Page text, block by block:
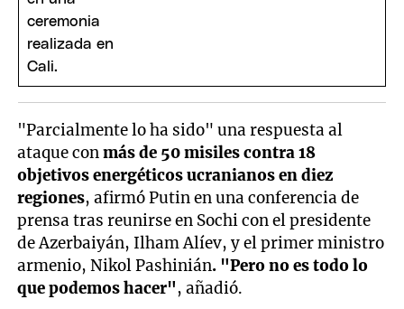
"Parcialmente lo ha sido" una respuesta al
ataque conmás de 50 misiles contra 18
objetivos energéticos ucranianos en diez
regiones, afirmó Putin en una conferencia de
prensa tras reunirse en Sochi con el presidente
de Azerbaiyán, Ilham Alíev, y el primer ministro
armenio, Nikol Pashinián. "Pero no es todo lo
que podemos hacer", añadió.